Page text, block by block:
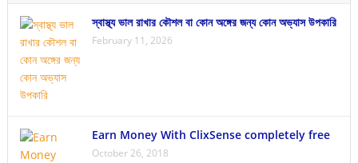
স্বাস্থ্য ভাল রাখার কৌশল বা কোন অঙ্গের জন্য কোন অভ্যাস উপকারি
February 11, 2026
Earn Money With ClixSense completely free
October 26, 2018